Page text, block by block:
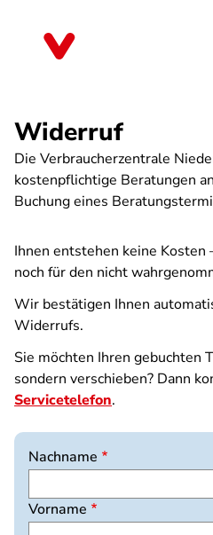
Widerruf
Die Verbraucherzentrale
kostenpflichtige Beratungen
Buchung eines
Ihnen entstehen keine
noch für den nicht
Wir bestätigen Ihnen
Widerrufs.
Sie möchten Ihren gebuchten
sondern verschieben? Dann
Servicetelefon.
Nachname
Vorname